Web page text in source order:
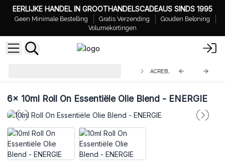
EERLIJKE HANDEL IN GROOTHANDELSCADEAUS SINDS 1995
Geen Minimale Bestelling Gratis Verzending
Gouden Beloning
Volumekortingen
ACREBL-02
6x 10ml Roll On Essentiële Olie Blend - ENERGIE